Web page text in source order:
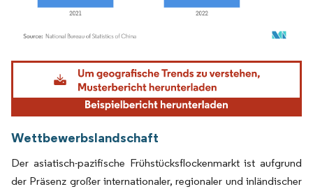
Bild © Mordor Intelligence. Wiederverwendung erfordert Namensnennung gemäß
Wettbewerbslandschaft
Der asiatisch-pazifische Frühstücksflockenmarkt ist aufgrund
der Präsenz großer internationaler, regionaler und inländischer